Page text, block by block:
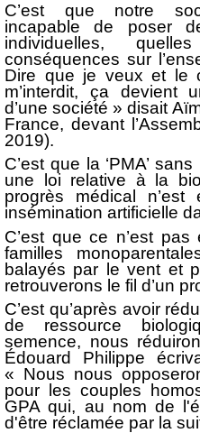
C’est que notre
incapable de poser
individuelles,
conséquences sur
Dire que je veux et le
m’interdit, ça devient
d’une société » disait
France, devant
2019).
C’est que la ‘PMA’
une loi relative à la
progrès médical
insémination artificielle
C’est que ce n’est
familles
balayés par le vent et
retrouverons le fil d’un
C’est qu’après avoir
de ressource
semence, nous
Édouard Philippe
« Nous nous
pour les couples
GPA qui, au nom de
d'être réclamée par la